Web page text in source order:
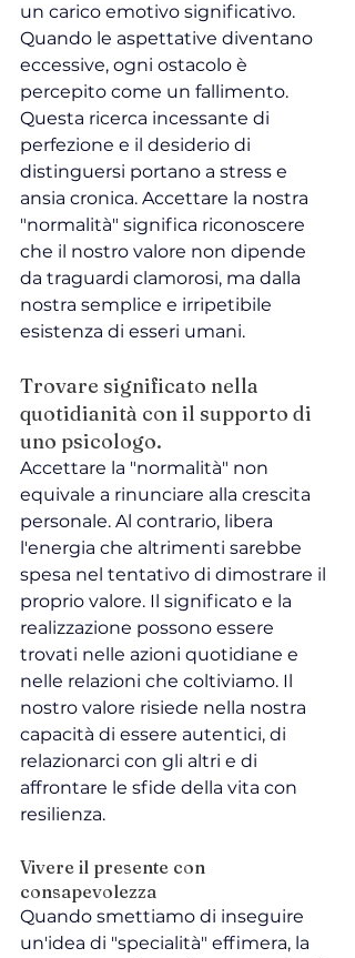
un carico emotivo significativo.
Quando le aspettative diventano
eccessive, ogni ostacolo è
percepito come un fallimento.
Questa ricerca incessante di
perfezione e il desiderio di
distinguersi portano a stress e
ansia cronica. Accettare la nostra
"normalità" significa riconoscere
che il nostro valore non dipende
da traguardi clamorosi, ma dalla
nostra semplice e irripetibile
esistenza di esseri umani.
Trovare significato nella
quotidianità con il supporto di
uno psicologo.
Accettare la "normalità" non
equivale a rinunciare alla crescita
personale. Al contrario, libera
l'energia che altrimenti sarebbe
spesa nel tentativo di dimostrare il
proprio valore. Il significato e la
realizzazione possono essere
trovati nelle azioni quotidiane e
nelle relazioni che coltiviamo. Il
nostro valore risiede nella nostra
capacità di essere autentici, di
relazionarci con gli altri e di
affrontare le sfide della vita con
resilienza.
Vivere il presente con
consapevolezza
Quando smettiamo di inseguire
un'idea di "specialità" effimera, la